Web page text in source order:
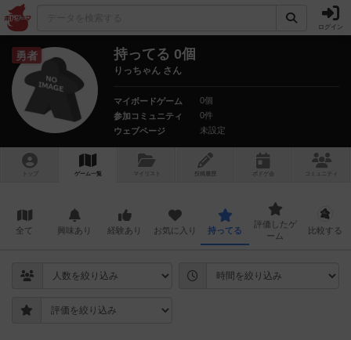
ログイン
勇者 持ってる 0個
りっちゃん さん
マイボードゲーム
0個
参加コミュニティ
0件
ウェブページ
未設定
トップ ゲーム一覧 マイリスト 投稿履歴 ボ ドゲ コミュニティ
全て 興味あり 経験あり お気に入り 持ってる
評価したゲ
ーム
比較する